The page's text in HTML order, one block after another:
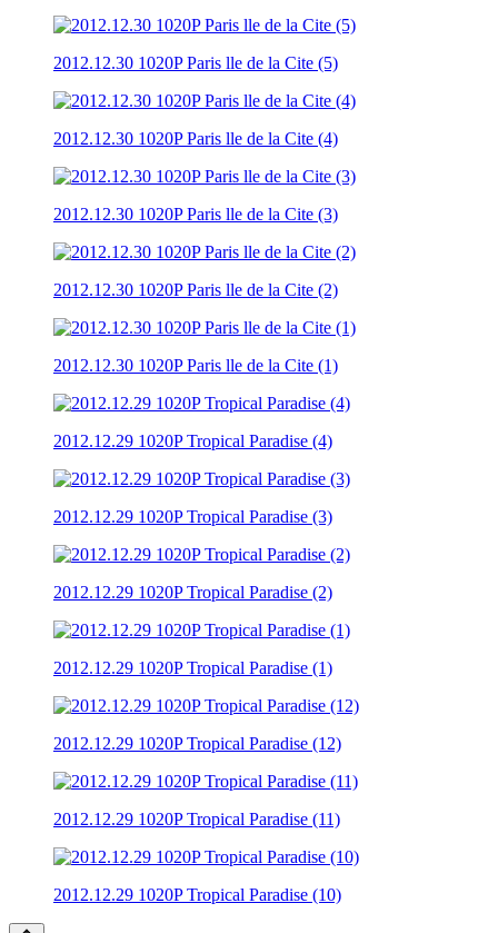
2012.12.30 1020P Paris lle de la Cite (5)
2012.12.30 1020P Paris lle de la Cite (4)
2012.12.30 1020P Paris lle de la Cite (3)
2012.12.30 1020P Paris lle de la Cite (2)
2012.12.30 1020P Paris lle de la Cite (1)
2012.12.29 1020P Tropical Paradise (4)
2012.12.29 1020P Tropical Paradise (3)
2012.12.29 1020P Tropical Paradise (2)
2012.12.29 1020P Tropical Paradise (1)
2012.12.29 1020P Tropical Paradise (12)
2012.12.29 1020P Tropical Paradise (11)
2012.12.29 1020P Tropical Paradise (10)